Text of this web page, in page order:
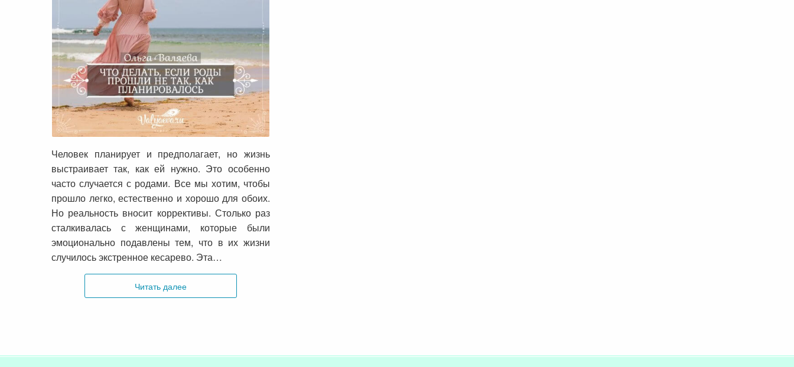
Что делать, если роды прошли не
так, как планировалось
Человек планирует и предполагает, но жизнь
выстраивает так, как ей нужно. Это особенно
часто случается с родами. Все мы хотим, чтобы
прошло легко, естественно и хорошо для обоих.
Но реальность вносит коррективы. Столько раз
сталкивалась с женщинами, которые были
эмоционально подавлены тем, что в их жизни
случилось экстренное кесарево. Эта…
Читать далее